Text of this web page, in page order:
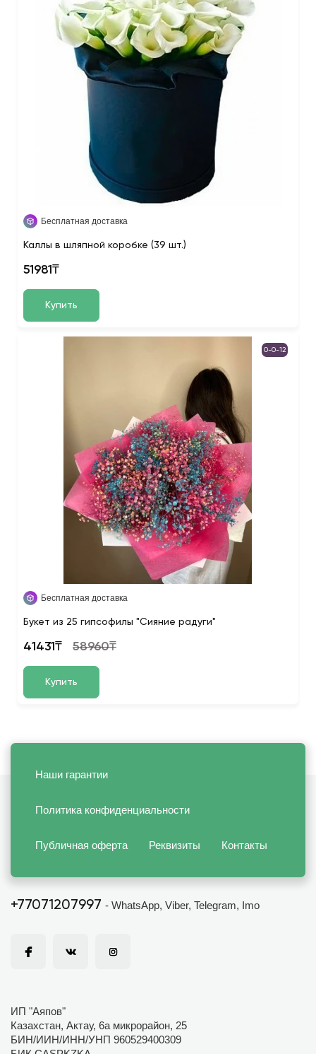
Бесплатная доставка
Каллы в шляпной коробке (39 шт.)
51981₸
Купить
0-0-12
Бесплатная доставка
Букет из 25 гипсофилы "Сияние радуги"
41431₸ 58960₸
Купить
Наши гарантии
Политика конфиденциальности
Публичная оферта Реквизиты Контакты
+77071207997 - WhatsApp, Viber, Telegram, Imo
ИП "Аяпов"
Казахстан, Актау, 6а микрорайон, 25
БИН/ИИН/ИНН/УНП 960529400309